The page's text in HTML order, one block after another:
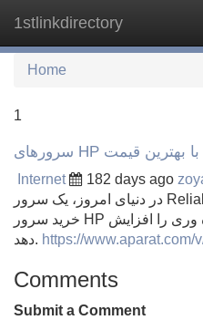
1stlinkdirectory
Home
1
سرورهای HP با بهترین قیمت
Internet 182 days ago
در دنیای امروز، یک سرور Reliable برای شرکت ها حیاتی است.
خرید سرور HP با بهترین قیمت می تواند بهره وری را افزایش
دهد. https://www.aparat.com/
Comments
Submit a Comment